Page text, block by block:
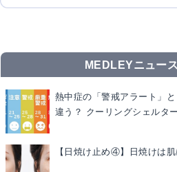
MEDLEYニュー
熱中症の「警戒アラート」
違う？ クーリングシェルタ
【日焼け止め④】日焼けは